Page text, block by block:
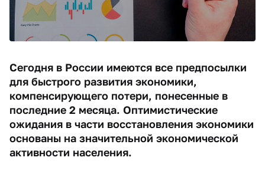
Сегодня в России имеются все предпосылки
для быстрого развития экономики,
компенсирующего потери, понесенные в
последние 2 месяца. Оптимистические
ожидания в части восстановления экономики
основаны на значительной экономической
активности населения.